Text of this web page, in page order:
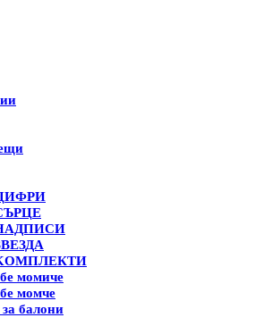
НАДПИСИ
KОМПЛЕКТИ
момиче
момче
балони